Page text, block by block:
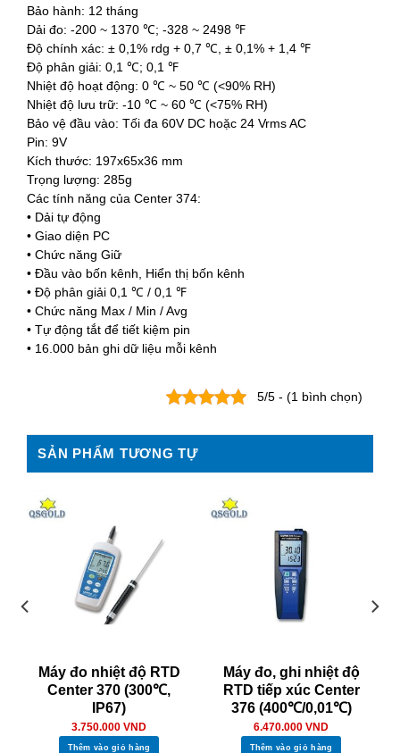
Bảo hành: 12 tháng
Dải đo: -200 ~ 1370 ℃; -328 ~ 2498 ℉
Độ chính xác: ± 0,1% rdg + 0,7 ℃, ± 0,1% + 1,4 ℉
Độ phân giải: 0,1 ℃; 0,1 ℉
Nhiệt độ hoạt động: 0 ℃ ~ 50 ℃ (<90% RH)
Nhiệt độ lưu trữ: -10 ℃ ~ 60 ℃ (<75% RH)
Bảo vệ đầu vào: Tối đa 60V DC hoặc 24 Vrms AC
Pin: 9V
Kích thước: 197x65x36 mm
Trọng lượng: 285g
Các tính năng của Center 374:
• Dải tự động
• Giao diện PC
• Chức năng Giữ
• Đầu vào bốn kênh, Hiển thị bốn kênh
• Độ phân giải 0,1 ℃ / 0,1 ℉
• Chức năng Max / Min / Avg
• Tự động tắt để tiết kiệm pin
• 16.000 bản ghi dữ liệu mỗi kênh
5/5 - (1 bình chọn)
SẢN PHẨM TƯƠNG TỰ
Máy đo nhiệt độ RTD
Center 370 (300℃,
IP67)
3.750.000 VND
Thêm vào giỏ hàng
Máy đo, ghi nhiệt độ
RTD tiếp xúc Center
376 (400℃/0,01℃)
6.470.000 VND
Thêm vào giỏ hàng